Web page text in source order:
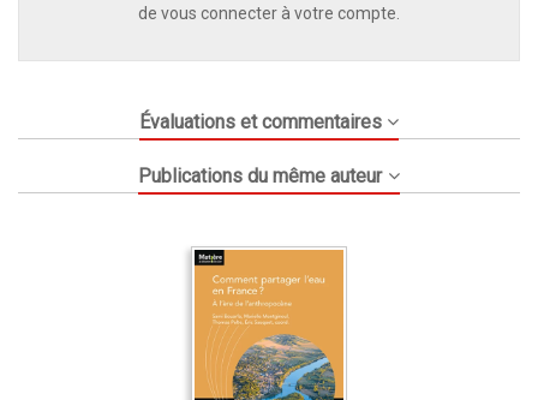
de vous connecter à votre compte.
Évaluations et commentaires
Publications du même auteur